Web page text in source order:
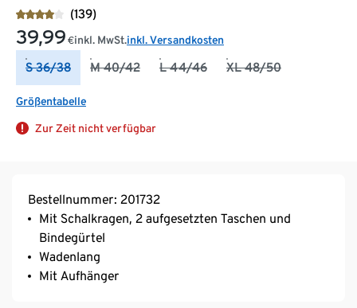
(139)
39,99 €inkl. MwSt.inkl. Versandkosten
S 36/38 M 40/42 L 44/46 XL 48/50
Größentabelle
Zur Zeit nicht verfügbar
Bestellnummer: 201732
Mit Schalkragen, 2 aufgesetzten Taschen und
Bindegürtel
Wadenlang
Mit Aufhänger